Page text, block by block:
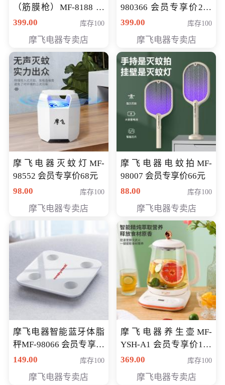
（筋膜枪）MF-8188 会
员专享价268元
399.00 库存100
摩飞电器专卖店
980366 会员专享价299
元
399.00 库存100
摩飞电器专卖店
摩飞电器灭蚊灯MF-
98552 会员专享价68元
98.00
库存100
摩飞电器专卖店
摩飞电器电蚊拍MF-
98007 会员专享价66元
88.00
库存100
摩飞电器专卖店
摩飞电器智能蓝牙体脂
秤MF-98066 会员专享价
98元
149.00 库存100
摩飞电器专卖店
摩飞电器养生壶MF-
YSH-A1 会员专享价198
元
369.00 库存100
摩飞电器专卖店